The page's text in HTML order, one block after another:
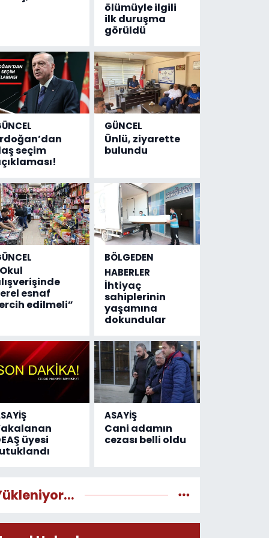
ölümüyle ilgili
ilk duruşma
görüldü
seçim
GÜNCEL
Ünlü, ziyarette
bulundu
esnaf
edilmeli”
BÖLGEDEN
HABERLER
İhtiyaç
sahiplerinin
yaşamına
dokundular
üyesi
ASAYİŞ
Cani adamın
cezası belli oldu